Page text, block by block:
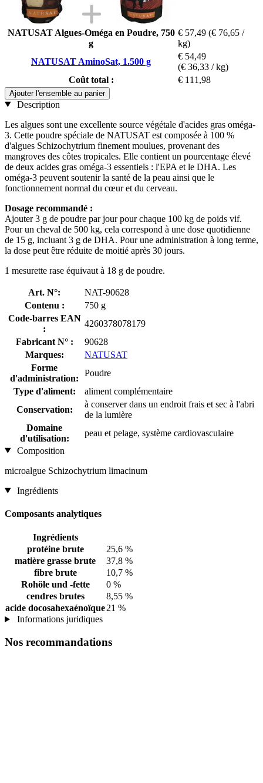
NATUSAT Algues-Oméga en Poudre, 750
g
€ 57,49 (€ 76,65 /
kg)
NATUSAT AminoSat, 1.500 g
€ 54,49
(€ 36,33 / kg)
Coût total :
€ 111,98
Ajouter l'ensemble au panier
Description
Les algues sont une excellente source végétale d'acides gras oméga-
3. Cette poudre spéciale de NATUSAT est composée à 100 %
d'algues Schizochytrium finement moulues, provenant des
mangroves des côtes tropicales. Elle contient un pourcentage élevé
de deux acides gras oméga-3 essentiels : l'EPA et le DHA. Les
oméga-3 peuvent soutenir la santé de la peau ainsi que le
fonctionnement normal du cœur et du cerveau.
Dosage recommandé :
Ajouter 3 g de poudre par jour pour chaque 100 kg de poids vif.
Pour un cheval de 500 kg, cela correspond à une dose quotidienne
de 15 g, incluant 3 g de DHA. Pour une administration à long terme,
la dose peut être réduite de moitié après 30 jours.
1 mesurette rase équivaut à 18 g de poudre.
Art. N°:
NAT-90628
Contenu :
750 g
Code-barres EAN
:
4260378078179
Fabricant N° :
90628
Marques:
NATUSAT
Forme
d'administration:
Poudre
Type d'aliment:
aliment complémentaire
Conservation:
à conserver dans un endroit frais et sec à l'abri
de la lumière
Domaine
d'utilisation:
peau et pelage, système cardiovasculaire
Composition
microalgue Schizochytrium limacinum
Ingrédients
Composants analytiques
Ingrédients
protéine brute
25,6 %
matière grasse brute
37,8 %
fibre brute
10,7 %
Rohöle und -fette
0 %
cendres brutes
8,55 %
acide docosahexaénoïque21 %
Informations juridiques
Nos recommandations